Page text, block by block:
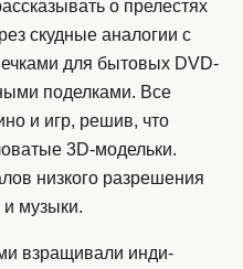
о прелестях
скудные аналогии с
для бытовых DVD-
поделками. Все
и игр, решив, что
3D-модельки.
низкого разрешения
музыки.
взращивали инди-